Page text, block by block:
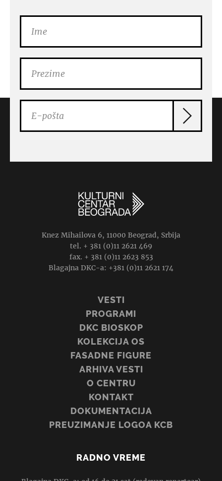
Knez Mihailova 6, 11000 Beograd, Srbija
tel. + 381 (0)11 2621 469
fax. + 381 (0)11 2623 853
Blagajna DKC-a: +381 (0)11 2621 174
VESTI
PROGRAMI
DKC BIOSKOP
KOLEKCIJA OS
FASADNE FIGURE
ARHIVA VESTI
O CENTRU
KONTAKT
DOKUMENTACIJA
PREUZIMANJE LOGOA KCB
RADNO VREME